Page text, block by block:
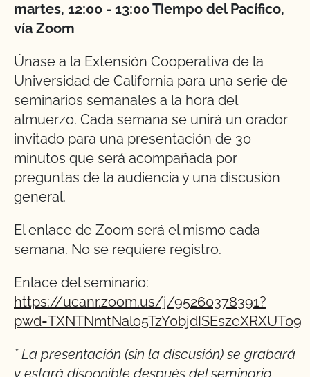
martes, 12:00 - 13:00 Tiempo del Pacífico,
vía Zoom
Únase a la Extensión Cooperativa de la
Universidad de California para una serie de
seminarios semanales a la hora del
almuerzo. Cada semana se unirá un orador
invitado para una presentación de 30
minutos que será acompañada por
preguntas de la audiencia y una discusión
general.
El enlace de Zoom será el mismo cada
semana. No se requiere registro.
Enlace del seminario:
https://ucanr.zoom.us/j/95260378391?
pwd=TXNTNmtNalo5TzY0bjdISEszeXRXUT09
* La presentación (sin la discusión) se grabará
y estará disponible después del seminario.